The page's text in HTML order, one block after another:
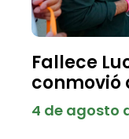
Fallece
conmovió
4 de agosto